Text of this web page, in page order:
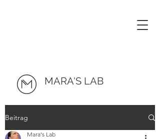
MARA'S LAB
Beitrag
Mara's Lab